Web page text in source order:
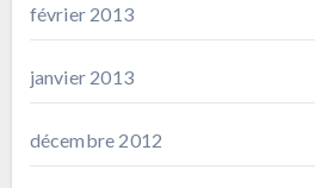
février 2013
janvier 2013
décembre 2012